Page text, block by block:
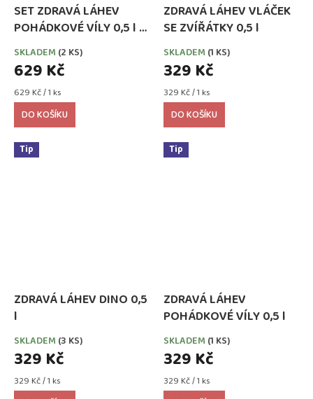
SET ZDRAVÁ LÁHEV
POHÁDKOVÉ VÍLY 0,5 l +
ZDRAVÁ SVÁČA 900 ml
SKLADEM (2 KS)
629 Kč
Měrná
cena:
629 Kč / 1 ks
DO KOŠÍKU
ZDRAVÁ LÁHEV VLÁČEK
SE ZVÍŘÁTKY 0,5 l
SKLADEM (1 KS)
329 Kč
Měrná
cena:
329 Kč / 1 ks
DO KOŠÍKU
Tip
ZDRAVÁ LÁHEV DINO 0,5
l
SKLADEM (3 KS)
329 Kč
Měrná
cena:
329 Kč / 1 ks
Tip
ZDRAVÁ LÁHEV
POHÁDKOVÉ VÍLY 0,5 l
SKLADEM (1 KS)
329 Kč
Měrná
cena:
329 Kč / 1 ks